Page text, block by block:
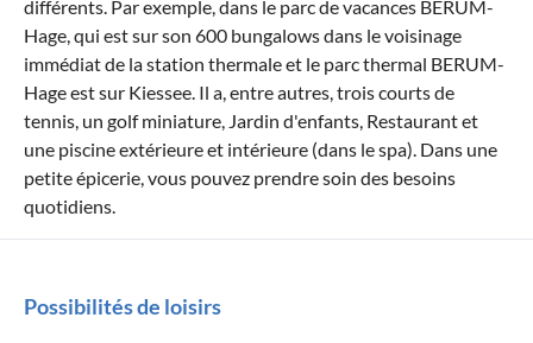
différents. Par exemple, dans le parc de vacances BERUM-
Hage, qui est sur son 600 bungalows dans le voisinage
immédiat de la station thermale et le parc thermal BERUM-
Hage est sur Kiessee. Il a, entre autres, trois courts de
tennis, un golf miniature, Jardin d'enfants, Restaurant et
une piscine extérieure et intérieure (dans le spa). Dans une
petite épicerie, vous pouvez prendre soin des besoins
quotidiens.
Possibilités de loisirs